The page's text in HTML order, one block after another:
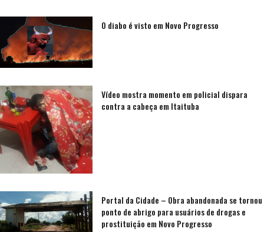
O diabo é visto em Novo Progresso
Vídeo mostra momento em policial dispara
contra a cabeça em Itaituba
Portal da Cidade – Obra abandonada se tornou
ponto de abrigo para usuários de drogas e
prostituição em Novo Progresso